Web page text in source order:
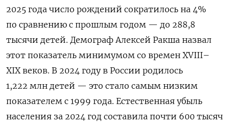
2025 года число рождений сократилось на 4%
по сравнению с прошлым годом — до 288,8
тысячи детей. Демограф Алексей Ракша назвал
этот показатель минимумом со времен XVIII–
XIX веков. В 2024 году в России родилось
1,222 млн детей — это стало самым низким
показателем с 1999 года. Естественная убыль
населения за 2024 год составила почти 600 тысяч